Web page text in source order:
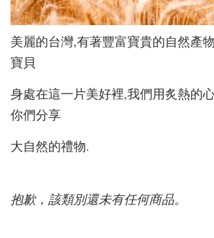
美麗的台灣,有著豐富寶貴的自然產
寶貝
身處在這一片美好裡,我們用炙熱的
你們分享
大自然的禮物.
抱歉，該類別還未有任何商品。